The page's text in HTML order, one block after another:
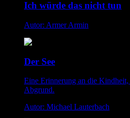
Ich würde das nicht tun
Autor: Armer Armin
Der See
Eine Erinnerung an die
Abgrund.
Autor: Michael Lauterbach